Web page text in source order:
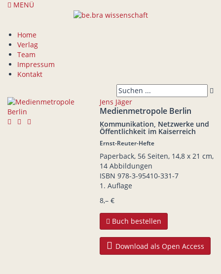
MENÜ
Home
Verlag
Team
Impressum
Kontakt
Jens Jäger
Medienmetropole Berlin
Kommunikation, Netzwerke und
Öffentlichkeit im Kaiserreich
Ernst-Reuter-Hefte
Paperback, 56 Seiten, 14,8 x 21 cm,
14 Abbildungen
ISBN 978-3-95410-331-7
1. Auflage
8,– €
Buch bestellen
Download als Open Access